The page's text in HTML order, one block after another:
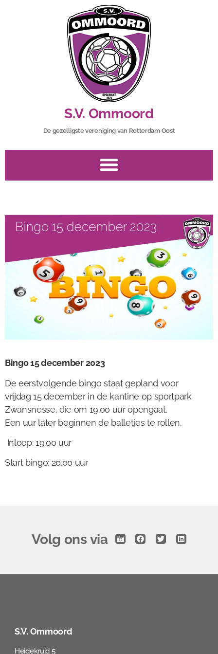
S.V. Ommoord
De gezelligste vereniging van Rotterdam Oost
Bingo 15 december 2023
De eerstvolgende bingo staat gepland voor
vrijdag 15 december in de kantine op sportpark
Zwansnesse, die om 19.00 uur opengaat.
Een uur later beginnen de balletjes te rollen.
Inloop: 19.00 uur
Start bingo: 20.00 uur
Volg ons via
S.V. Ommoord
Heidekruid 5